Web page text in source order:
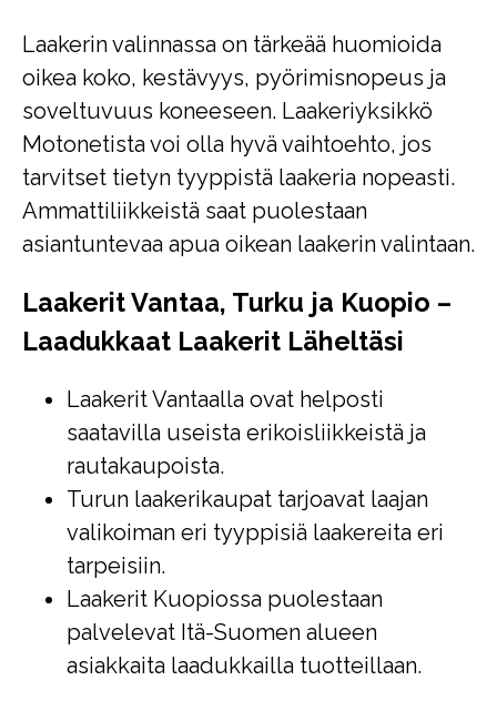
Laakerin valinnassa on tärkeää huomioida
oikea koko, kestävyys, pyörimisnopeus ja
soveltuvuus koneeseen. Laakeriyksikkö
Motonetista voi olla hyvä vaihtoehto, jos
tarvitset tietyn tyyppistä laakeria nopeasti.
Ammattiliikkeistä saat puolestaan
asiantuntevaa apua oikean laakerin valintaan.
Laakerit Vantaa, Turku ja Kuopio –
Laadukkaat Laakerit Läheltäsi
Laakerit Vantaalla ovat helposti
saatavilla useista erikoisliikkeistä ja
rautakaupoista.
Turun laakerikaupat tarjoavat laajan
valikoiman eri tyyppisiä laakereita eri
tarpeisiin.
Laakerit Kuopiossa puolestaan
palvelevat Itä-Suomen alueen
asiakkaita laadukkailla tuotteillaan.